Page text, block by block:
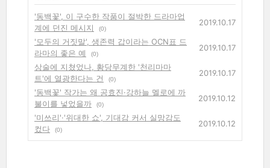
'동백꽃', 이 구수한 작품이 절박한 드라마업
계에 던진 메시지
(0)
2019.10.17
'모두의 거짓말', 생존력 갑이라는 OCN표 드
라마의 좋은 예
(0)
2019.10.17
상술에 지쳤었나, 황당무계한 '천리마마
트'에 열광한다는 건
(0)
2019.10.17
'동백꽃' 작가는 왜 공효진·강하늘 멜로에 까
불이를 넣었을까
(0)
2019.10.12
'미쓰리'·'위대한 쇼', 기대감 커서 실망감도
컸다
(0)
2019.10.12